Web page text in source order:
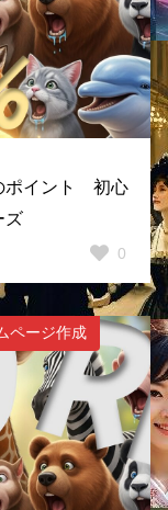
ポイント 初心
ズ
0
ページ作成